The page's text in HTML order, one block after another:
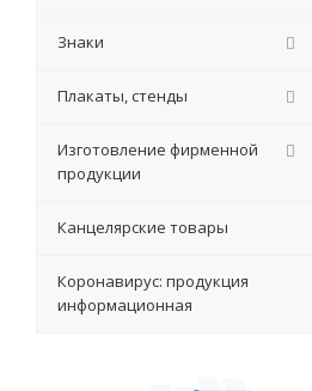
Знаки
Плакаты, стенды
Изготовление фирменной
продукции
Канцелярские товары
Коронавирус: продукция
информационная